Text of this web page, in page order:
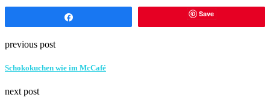
Save
previous post
Schokokuchen wie im McCafé
next post